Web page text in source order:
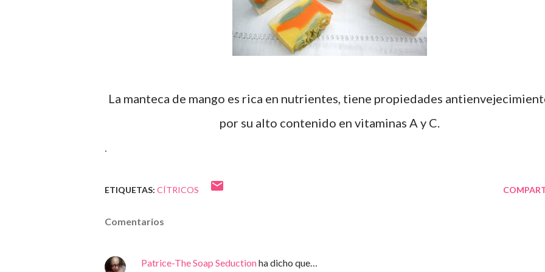
La manteca de mango es rica en nutrientes, tiene propiedades
por su alto contenido en vitaminas A y C.
.
ETIQUETAS: CÍTRICOS
Comentarios
Patrice-The Soap Seductionha dicho que…